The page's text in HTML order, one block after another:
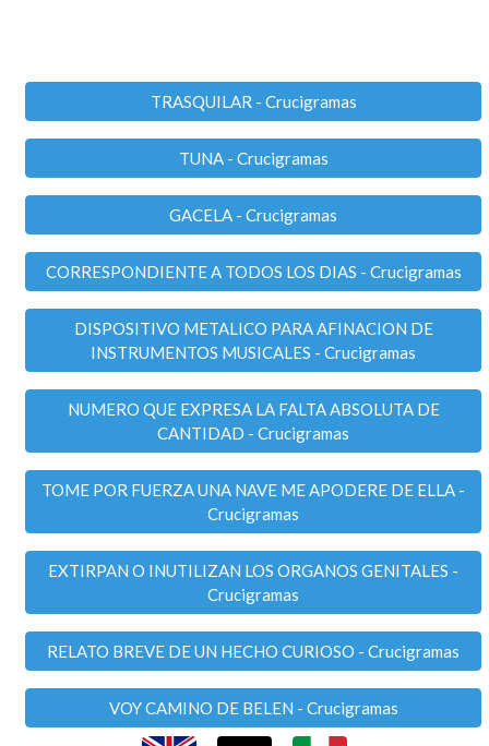
TRASQUILAR - Crucigramas
TUNA - Crucigramas
GACELA - Crucigramas
CORRESPONDIENTE A TODOS LOS DIAS - Crucigramas
DISPOSITIVO METALICO PARA AFINACION DE
INSTRUMENTOS MUSICALES - Crucigramas
NUMERO QUE EXPRESA LA FALTA ABSOLUTA DE
CANTIDAD - Crucigramas
TOME POR FUERZA UNA NAVE ME APODERE DE ELLA -
Crucigramas
EXTIRPAN O INUTILIZAN LOS ORGANOS GENITALES -
Crucigramas
RELATO BREVE DE UN HECHO CURIOSO - Crucigramas
VOY CAMINO DE BELEN - Crucigramas